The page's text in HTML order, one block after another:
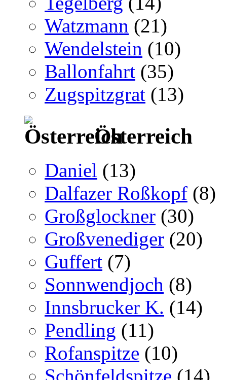
Watzmann (21)
Wendelstein (10)
Ballonfahrt (35)
Zugspitzgrat (13)
Österreich
Daniel (13)
Dalfazer Roßkopf (8)
Großglockner (30)
Großvenediger (20)
Guffert (7)
Sonnwendjoch (8)
Innsbrucker K. (14)
Pendling (11)
Rofanspitze (10)
Schönfeldspitze (14)